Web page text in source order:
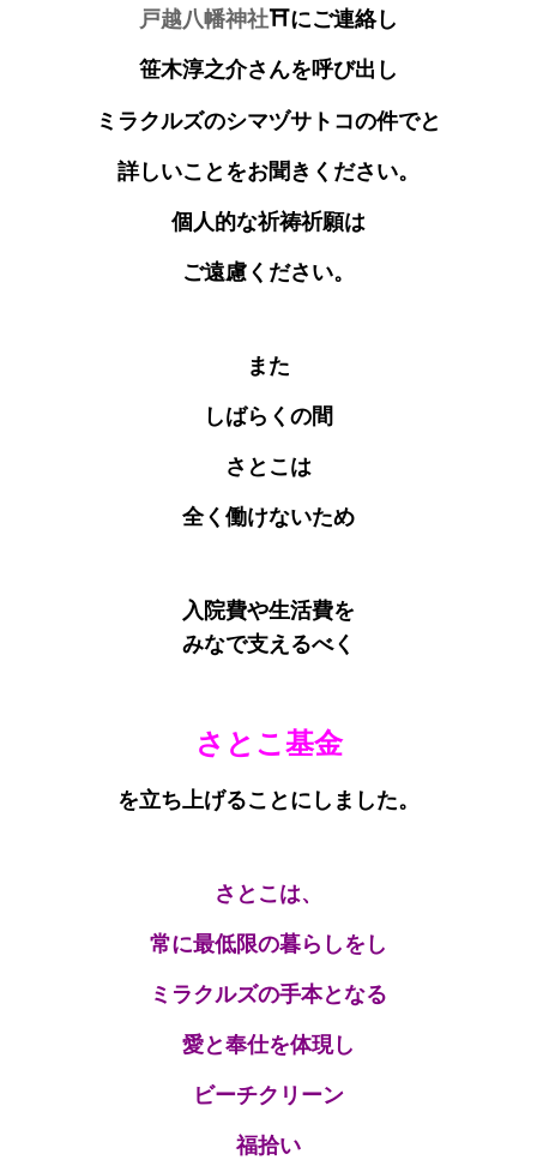
戸越八幡神社⛩にご連絡し
笹木淳之介さんを呼び出し
ミラクルズのシマヅサトコの件でと
詳しいことをお聞きください。
個人的な祈祷祈願は
ご遠慮ください。
また
しばらくの間
さとこは
全く働けないため
入院費や生活費を
みなで支えるべく
さとこ基金
を立ち上げることにしました。
さとこは、
常に最低限の暮らしをし
ミラクルズの手本となる
愛と奉仕を体現し
ビーチクリーン
福拾い